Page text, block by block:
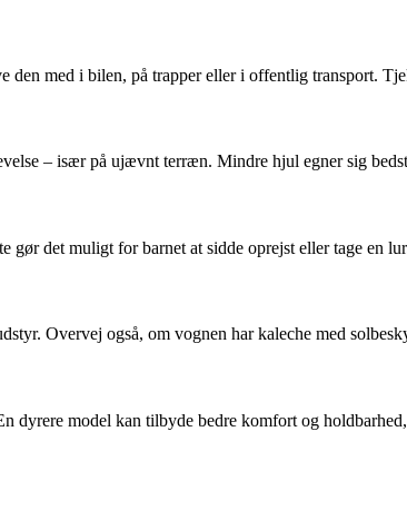
med i bilen, på trapper eller i offentlig transport.
– især på ujævnt terræn. Mindre hjul egner sig
det muligt for barnet at sidde oprejst eller tage en
Overvej også, om vognen har kaleche med
dyrere model kan tilbyde bedre komfort og